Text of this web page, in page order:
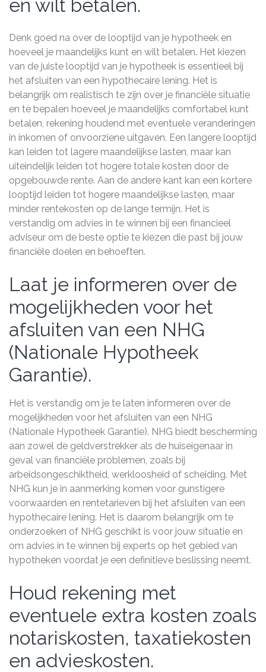
en wilt betalen.
Denk goed na over de looptijd van je hypotheek en
hoeveel je maandelijks kunt en wilt betalen. Het kiezen
van de juiste looptijd van je hypotheek is essentieel bij
het afsluiten van een hypothecaire lening. Het is
belangrijk om realistisch te zijn over je financiële situatie
en te bepalen hoeveel je maandelijks comfortabel kunt
betalen, rekening houdend met eventuele veranderingen
in inkomen of onvoorziene uitgaven. Een langere looptijd
kan leiden tot lagere maandelijkse lasten, maar kan
uiteindelijk leiden tot hogere totale kosten door de
opgebouwde rente. Aan de andere kant kan een kortere
looptijd leiden tot hogere maandelijkse lasten, maar
minder rentekosten op de lange termijn. Het is
verstandig om advies in te winnen bij een financieel
adviseur om de beste optie te kiezen die past bij jouw
financiële doelen en behoeften.
Laat je informeren over de
mogelijkheden voor het
afsluiten van een NHG
(Nationale Hypotheek
Garantie).
Het is verstandig om je te laten informeren over de
mogelijkheden voor het afsluiten van een NHG
(Nationale Hypotheek Garantie). NHG biedt bescherming
aan zowel de geldverstrekker als de huiseigenaar in
geval van financiële problemen, zoals bij
arbeidsongeschiktheid, werkloosheid of scheiding. Met
NHG kun je in aanmerking komen voor gunstigere
voorwaarden en rentetarieven bij het afsluiten van een
hypothecaire lening. Het is daarom belangrijk om te
onderzoeken of NHG geschikt is voor jouw situatie en
om advies in te winnen bij experts op het gebied van
hypotheken voordat je een definitieve beslissing neemt.
Houd rekening met
eventuele extra kosten zoals
notariskosten, taxatiekosten
en advieskosten.